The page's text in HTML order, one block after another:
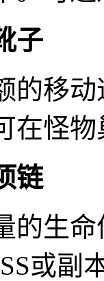
子
的移
在怪
链
的生
或副